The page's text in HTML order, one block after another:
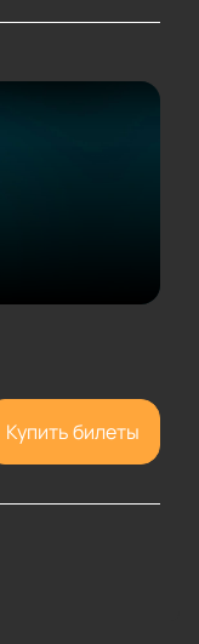
Купить билеты